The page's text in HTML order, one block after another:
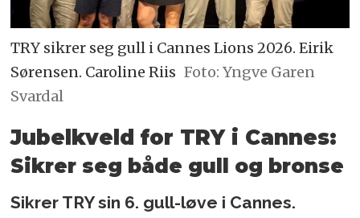
TRY sikrer seg gull i Cannes Lions 2026. Eirik
Sørensen. Caroline Riis Foto: Yngve Garen
Svardal
Jubelkveld for TRY i Cannes:
Sikrer seg både gull og bronse
Sikrer TRY sin 6. gull-løve i Cannes.